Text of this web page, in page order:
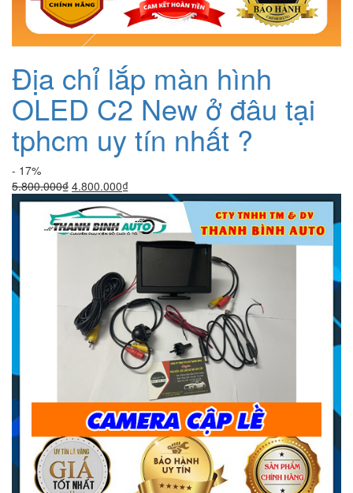
Địa chỉ lắp màn hình
OLED C2 New ở đâu tại
tphcm uy tín nhất ?
- 17%
5.800.000₫ Giá
gốc
là:
5.800.000₫.
4.800.000₫Giá
hiện
tại
là:
4.800.000₫.